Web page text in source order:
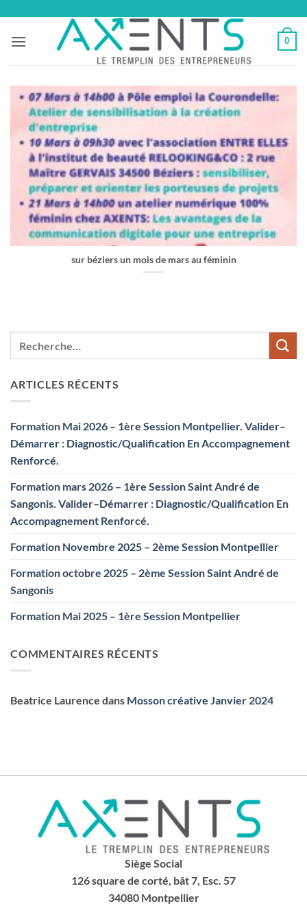
contenu
0
ARTICLES RÉCENTS
Formation Mai 2026 – 1ère Session Montpellier. Valider–
Démarrer : Diagnostic/Qualification En Accompagnement
Renforcé.
Formation mars 2026 – 1ère Session Saint André de
Sangonis. Valider–Démarrer : Diagnostic/Qualification En
Accompagnement Renforcé.
Formation Novembre 2025 – 2ème Session Montpellier
Formation octobre 2025 – 2ème Session Saint André de
Sangonis
Formation Mai 2025 – 1ère Session Montpellier
COMMENTAIRES RÉCENTS
Beatrice Laurence dans Mosson créative Janvier 2024
sur béziers un mois de mars au féminin
Siège Social
126 square de corté, bât 7, Esc. 57
34080 Montpellier